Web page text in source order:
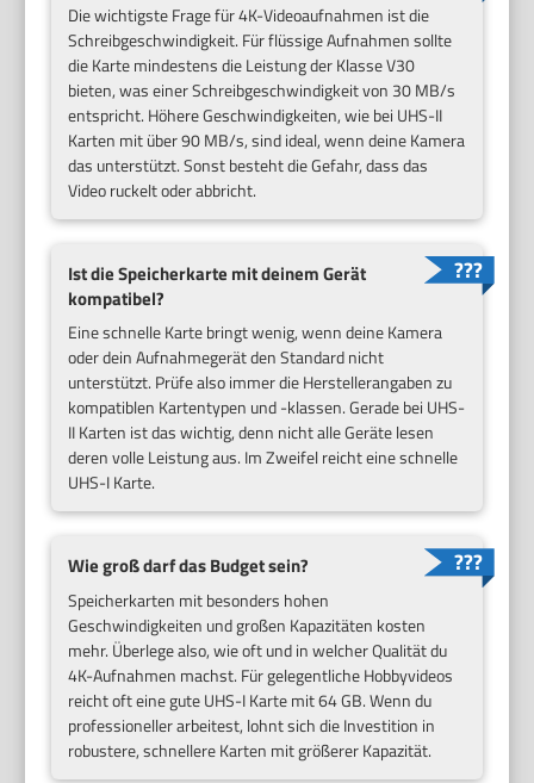
Die wichtigste Frage für 4K-Videoaufnahmen ist die
Schreibgeschwindigkeit. Für flüssige Aufnahmen sollte
die Karte mindestens die Leistung der Klasse V30
bieten, was einer Schreibgeschwindigkeit von 30 MB/s
entspricht. Höhere Geschwindigkeiten, wie bei UHS-II
Karten mit über 90 MB/s, sind ideal, wenn deine Kamera
das unterstützt. Sonst besteht die Gefahr, dass das
Video ruckelt oder abbricht.
Ist die Speicherkarte mit deinem Gerät
kompatibel?
Eine schnelle Karte bringt wenig, wenn deine Kamera
oder dein Aufnahmegerät den Standard nicht
unterstützt. Prüfe also immer die Herstellerangaben zu
kompatiblen Kartentypen und -klassen. Gerade bei UHS-
II Karten ist das wichtig, denn nicht alle Geräte lesen
deren volle Leistung aus. Im Zweifel reicht eine schnelle
UHS-I Karte.
Wie groß darf das Budget sein?
Speicherkarten mit besonders hohen
Geschwindigkeiten und großen Kapazitäten kosten
mehr. Überlege also, wie oft und in welcher Qualität du
4K-Aufnahmen machst. Für gelegentliche Hobbyvideos
reicht oft eine gute UHS-I Karte mit 64 GB. Wenn du
professioneller arbeitest, lohnt sich die Investition in
robustere, schnellere Karten mit größerer Kapazität.